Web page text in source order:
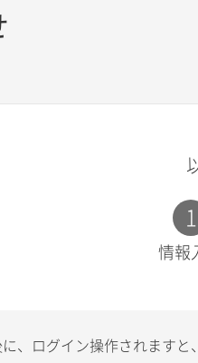
1
現
情報
、ログイン操作されますと